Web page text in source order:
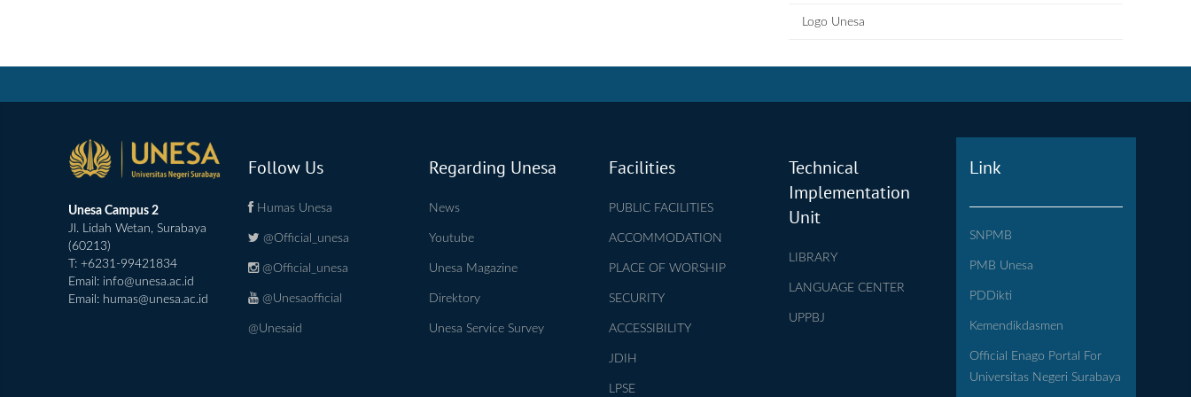
Logo Unesa
Unesa Campus 2
Jl. Lidah Wetan, Surabaya
(60213)
T: +6231-99421834
Email: info@unesa.ac.id
Email: humas@unesa.ac.id
Follow Us
Humas Unesa
@Official_unesa
@Official_unesa
@Unesaofficial
@Unesaid
Regarding Unesa
News
Youtube
Unesa Magazine
Direktory
Unesa Service Survey
Facilities
PUBLIC FACILITIES
ACCOMMODATION
PLACE OF WORSHIP
SECURITY
ACCESSIBILITY
JDIH
LPSE
Technical
Implementation
Unit
LIBRARY
LANGUAGE CENTER
UPPBJ
Link
SNPMB
PMB Unesa
PDDikti
Kemendikdasmen
Official Enago Portal For
Universitas Negeri Surabaya